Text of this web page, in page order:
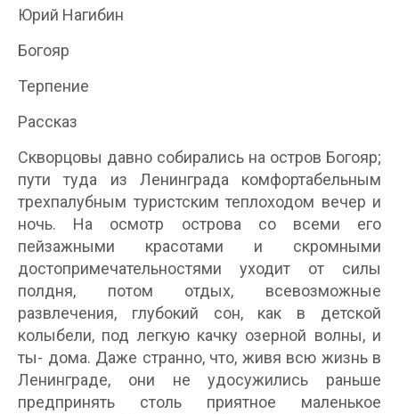
Юрий Нагибин
Богояр
Терпение
Рассказ
Скворцовы давно собирались на остров Богояр;
пути туда из Ленинграда комфортабельным
трехпалубным туристским теплоходом вечер и
ночь. На осмотр острова со всеми его
пейзажными красотами и скромными
достопримечательностями уходит от силы
полдня, потом отдых, всевозможные
развлечения, глубокий сон, как в детской
колыбели, под легкую качку озерной волны, и
ты- дома. Даже странно, что, живя всю жизнь в
Ленинграде, они не удосужились раньше
предпринять столь приятное маленькое